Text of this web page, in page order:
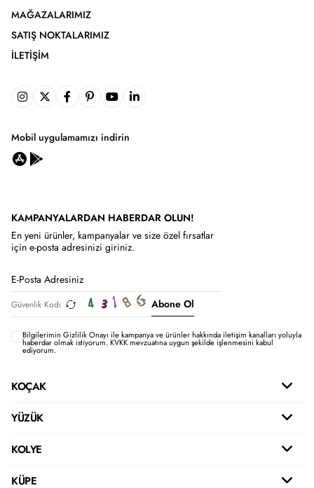
MAĞAZALARIMIZ
SATIŞ NOKTALARIMIZ
İLETIŞIM
Mobil uygulamamızı indirin
KAMPANYALARDAN HABERDAR OLUN!
En yeni ürünler, kampanyalar ve size özel fırsatlar
için e-posta adresinizi giriniz.
Abone Ol
Bilgilerimin Gizlilik Onayı ile kampanya ve ürünler hakkında iletişim kanalları yoluyla
haberdar olmak istiyorum.KVKK mevzuatına uygun şekilde işlenmesini kabul
ediyorum.
KOÇAK
YÜZÜK
KOLYE
KÜPE